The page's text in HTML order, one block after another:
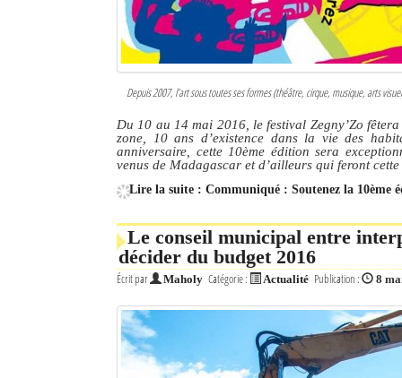
Diego Suarez Pratique
Les Petites Annonces
La Tribune de Diego en PDF
Depuis 2007, l’art sous toutes ses formes (théâtre, cirque, musique, arts
Du 10 au 14 mai 2016, le festival Zegny’Zo
zone, 10 ans d’existence dans la vie des
anniversaire, cette 10ème édition sera
venus de Madagascar et d’ailleurs qui feront
Lire la suite : Communiqué : Soutenez la 10ème
Le conseil municipal entre
décider du budget 2016
Écrit par Maholy Catégorie : Actualité Publication : 8